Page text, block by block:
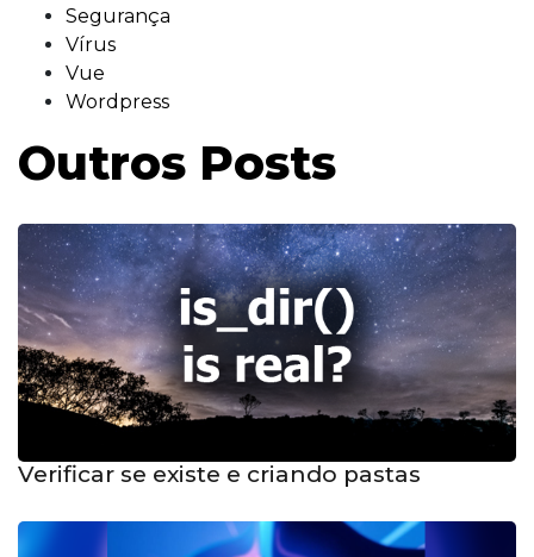
Segurança
Vírus
Vue
Wordpress
Outros Posts
Verificar se existe e criando pastas